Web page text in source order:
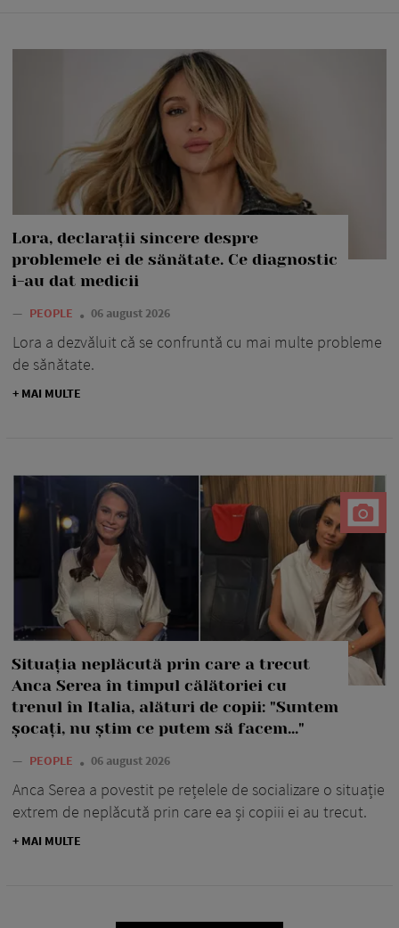
Lora, declarații sincere despre
problemele ei de sănătate. Ce diagnostic
i-au dat medicii
— PEOPLE 06 august 2026
Lora a dezvăluit că se confruntă cu mai multe probleme
de sănătate.
+ MAI MULTE
Situația neplăcută prin care a trecut
Anca Serea în timpul călătoriei cu
trenul în Italia, alături de copii: "Suntem
șocați, nu știm ce putem să facem..."
— PEOPLE 06 august 2026
Anca Serea a povestit pe rețelele de socializare o situație
extrem de neplăcută prin care ea și copiii ei au trecut.
+ MAI MULTE